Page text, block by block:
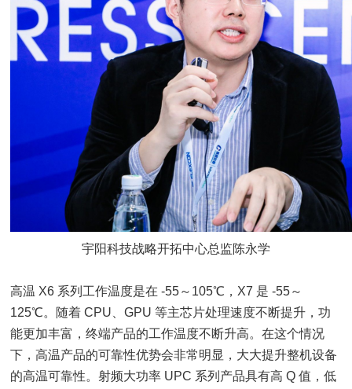
宇阳科技战略开拓中心总监陈永学
高温 X6 系列工作温度是在 -55～105℃，X7 是 -55～
125℃。随着 CPU、GPU 等主芯片处理速度不断提升，功
能更加丰富，终端产品的工作温度不断升高。在这个情况
下，高温产品的可靠性优势会非常明显，大大提升整机设备
的高温可靠性。射频大功率 UPC 系列产品具有高 Q 值，低